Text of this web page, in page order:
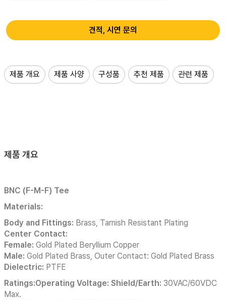
견적, 시연 문의
제품 개요 제품 사양 구성품 추천 제품 관련 제품
제품 개요
BNC (F-M-F) Tee
Materials:
Body and Fittings: Brass, Tarnish Resistant Plating
Center Contact:
Female: Gold Plated Beryllium Copper
Male: Gold Plated Brass, Outer Contact: Gold Plated Brass
Dielectric: PTFE
Ratings:Operating Voltage: Shield/Earth: 30VAC/60VDC
Max.